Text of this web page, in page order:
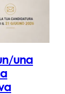
una